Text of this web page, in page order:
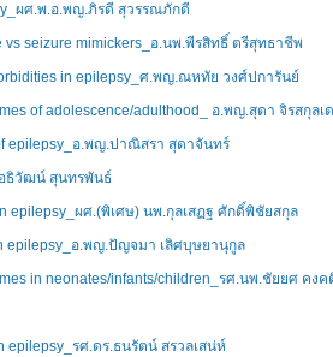
ผศ.พ.อ.พญ.ภิรดี สุวรรณภักดี
vs seizure mimickers_อ.นพ.พีรสิทธิ์ ตรีสุทธาชีพ
in epilepsy_ศ.พญ.ณหทัย วงศ์ปการันย์
of adolescence/adulthood_ อ.พญ.สุดา จิรสกุลเ
epilepsy_อ.พญ.ปาณิสรา สุดาจันทร์
ธิวัฒน์ สุนทรพันธ์
epilepsy_ผศ.(พิเศษ) นพ.กุลเสฏฐ ศักดิ์พิชัยสกุล
epilepsy_อ.พญ.ปัญจมา เลิศบุษยานุกูล
in neonates/infants/children_รศ.นพ.ชัยยศ คงค
epilepsy_รศ.ดร.ธนรัตน์ สรวลเสน่ห์